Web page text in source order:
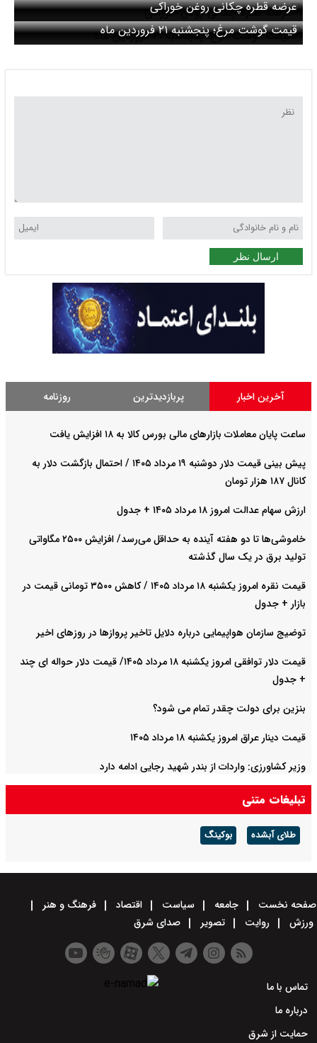
عرضه قطره چکانی روغن خوراکی
قیمت گوشت مرغ؛ پنجشنبه ۲۱ فروردین ماه
ارسال نظر
آخرین اخبار پربازدیدترین روزنامه
ساعت پایان معاملات بازارهای مالی بورس کالا به ۱۸ افزایش یافت
پیش‌ بینی قیمت دلار دوشنبه ۱۹ مرداد ۱۴۰۵ / احتمال بازگشت دلار به
کانال ۱۸۷ هزار تومان
ارزش سهام عدالت امروز ۱۸ مرداد ۱۴۰۵ + جدول
خاموشی‌ها تا دو هفته آینده به حداقل می‌رسد/ افزایش ۲۵۰۰ مگاواتی
تولید برق در یک سال گذشته
قیمت نقره امروز یکشنبه ۱۸ مرداد ۱۴۰۵ / کاهش ۳۵۰۰ تومانی قیمت در
بازار + جدول
توضیج سازمان هواپیمایی درباره دلایل تاخیر پروازها در روزهای اخیر
قیمت دلار توافقی امروز یکشنبه ۱۸ مرداد ۱۴۰۵/ قیمت دلار حواله ای چند
+ جدول
بنزین برای دولت چقدر تمام می شود؟
قیمت دینار عراق امروز یکشنبه ۱۸ مرداد ۱۴۰۵
وزیر کشاورزی: واردات از بندر شهید رجایی ادامه دارد
تبلیغات متنی
طلای آبشده بوکینگ
صفحه نخست جامعه سیاست اقتصاد
فرهنگ و هنر
ورزش
روایت تصویر صدای شرق
تماس با ما
درباره ما
حمایت از شرق